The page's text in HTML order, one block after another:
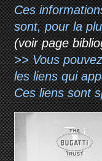
Ces
sont, pour la
(voir page
>> Vous
les liens qui
Ces liens sont